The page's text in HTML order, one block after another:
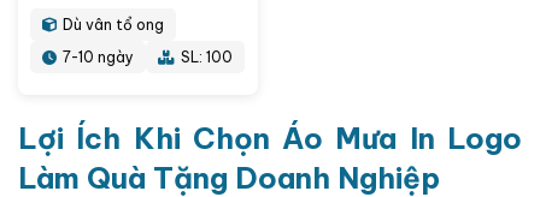
Dù vân tổ ong
7-10 ngày
SL: 100
Lợi Ích Khi Chọn Áo Mưa In Logo
Làm Quà Tặng Doanh Nghiệp